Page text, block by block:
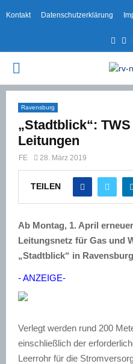
Kontakt Datenschutzerklärung
PRIMARY
MENU
Ravensburg
„Stadtblick“:
Leitungen
FE 28. März 2019
TEILEN
Ab Montag, 1. April
Leitungsnetz für Gas und
„Stadtblick“ in
- ANZEIGE-
Verlegt werden rund 200
einschließlich der
Leerrohr für die